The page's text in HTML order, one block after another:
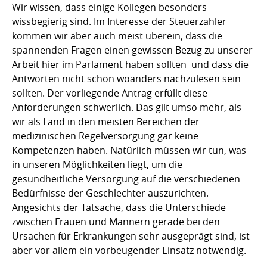
Wir wissen, dass einige Kollegen besonders
wissbegierig sind. Im Interesse der Steuerzahler
kommen wir aber auch meist überein, dass die
spannenden Fragen einen gewissen Bezug zu unserer
Arbeit hier im Parlament haben sollten  und dass die
Antworten nicht schon woanders nachzulesen sein
sollten. Der vorliegende Antrag erfüllt diese
Anforderungen schwerlich. Das gilt umso mehr, als
wir als Land in den meisten Bereichen der
medizinischen Regelversorgung gar keine
Kompetenzen haben. Natürlich müssen wir tun, was
in unseren Möglichkeiten liegt, um die
gesundheitliche Versorgung auf die verschiedenen
Bedürfnisse der Geschlechter auszurichten.
Angesichts der Tatsache, dass die Unterschiede
zwischen Frauen und Männern gerade bei den
Ursachen für Erkrankungen sehr ausgeprägt sind, ist
aber vor allem ein vorbeugender Einsatz notwendig.